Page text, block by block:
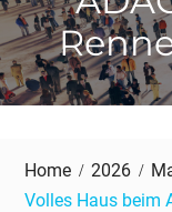
Home 2026
Volles Haus beim